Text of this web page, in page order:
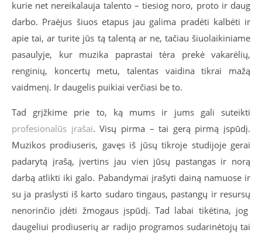
kurie net nereikalauja talento – tiesiog noro, proto ir daug
darbo. Praėjus šiuos etapus jau galima pradėti kalbėti ir
apie tai, ar turite jūs tą talentą ar ne, tačiau šiuolaikiniame
pasaulyje, kur muzika paprastai tėra prekė vakarėlių,
renginių, koncertų metu, talentas vaidina tikrai mažą
vaidmenį. Ir daugelis puikiai verčiasi be to.
Tad grįžkime prie to, ką mums ir jums gali suteikti
profesionalūs įrašai. Visų pirma – tai gerą pirmą įspūdį.
Muzikos prodiuseris, gavęs iš jūsų tikroje studijoje gerai
padarytą įrašą, įvertins jau vien jūsų pastangas ir norą
darbą atlikti iki galo. Pabandymai įrašyti dainą namuose ir
su ja praslysti iš karto sudaro tingaus, pastangų ir resursų
nenorinčio įdėti žmogaus įspūdį. Tad labai tikėtina, jog
daugeliui prodiuserių ar radijo programos sudarinėtojų tai